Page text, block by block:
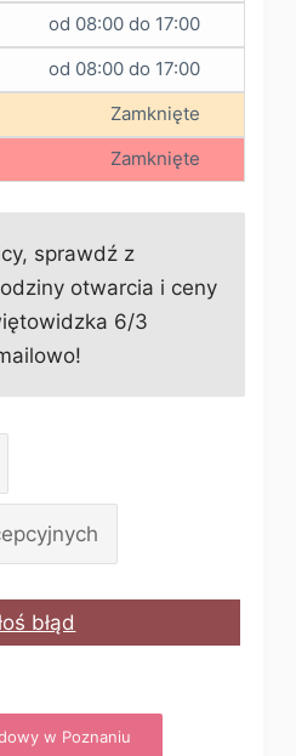
od 08:00 do 17:00
od 08:00 do 17:00
Zamknięte
Zamknięte
sprawdź z
otwarcia i ceny
6/3
błąd
w Poznaniu